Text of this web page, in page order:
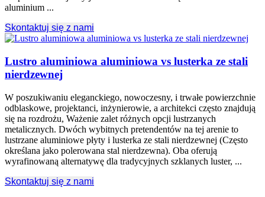
aluminium ...
Skontaktuj się z nami
Lustro aluminiowa aluminiowa vs lusterka ze stali
nierdzewnej
W poszukiwaniu eleganckiego, nowoczesny, i trwałe powierzchnie
odblaskowe, projektanci, inżynierowie, a architekci często znajdują
się na rozdrożu, Ważenie zalet różnych opcji lustrzanych
metalicznych. Dwóch wybitnych pretendentów na tej arenie to
lustrzane aluminiowe płyty i lusterka ze stali nierdzewnej (Często
określana jako polerowana stal nierdzewna). Oba oferują
wyrafinowaną alternatywę dla tradycyjnych szklanych luster, ...
Skontaktuj się z nami